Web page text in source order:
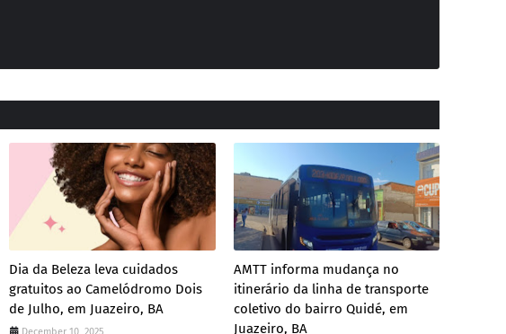
Dia da Beleza leva cuidados
gratuitos ao Camelódromo Dois
de Julho, em Juazeiro, BA
AMTT informa mudança no
itinerário da linha de transporte
coletivo do bairro Quidé, em
Juazeiro, BA